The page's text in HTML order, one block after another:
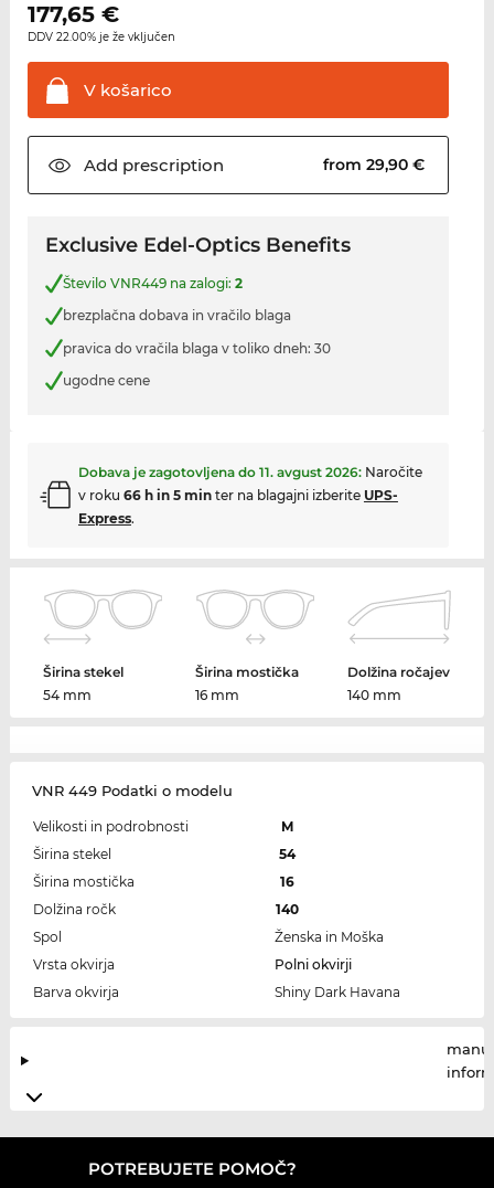
177,65€
DDV 22.00% je že vključen
Vkošarico
Add prescription from 29,90 €
Exclusive Edel-Optics Benefits
Število VNR449 na zalogi: 2
brezplačna dobava in vračilo blaga
pravica do vračila blaga v toliko dneh: 30
ugodne cene
Dobava je zagotovljena do 11. avgust 2026: Naročite
v roku 66 h in 5 minter na blagajni izberite UPS-
Express.
Širina stekel
54 mm
Širina mostička
16 mm
Dolžina ročajev
140 mm
VNR 449 Podatki o modelu
Velikosti in podrobnosti
M
Širina stekel
54
Širina mostička
16
Dolžina ročk
140
Spol
Ženska in Moška
Vrsta okvirja
Polni okvirji
Barva okvirja
Shiny Dark Havana
POTREBUJETE POMOČ?